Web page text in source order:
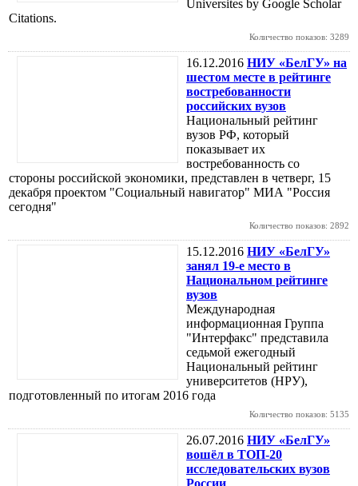
Universites by Google Scholar
Citations.
Количество показов: 3289
16.12.2016 НИУ «БелГУ» на
шестом месте в рейтинге
востребованности
российских вузов
Национальный рейтинг
вузов РФ, который
показывает их
востребованность со
стороны российской экономики, представлен в четверг, 15
декабря проектом "Социальный навигатор" МИА "Россия
сегодня"
Количество показов: 2892
15.12.2016 НИУ «БелГУ»
занял 19-е место в
Национальном рейтинге
вузов
Международная
информационная Группа
"Интерфакс" представила
седьмой ежегодный
Национальный рейтинг
университетов (НРУ),
подготовленный по итогам 2016 года
Количество показов: 5135
26.07.2016 НИУ «БелГУ»
вошёл в ТОП-20
исследовательских вузов
России